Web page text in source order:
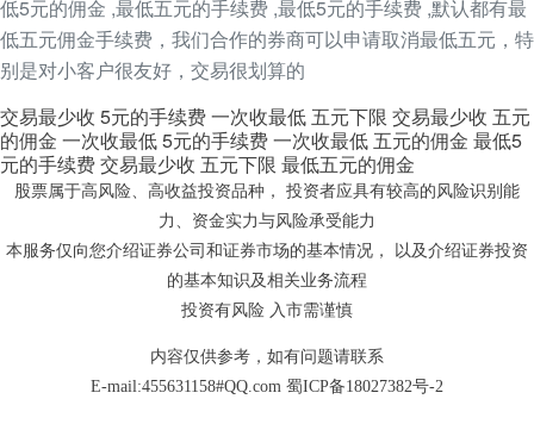
低5元的佣金 ,最低五元的手续费 ,最低5元的手续费 ,默认都有最
低五元佣金手续费，我们合作的券商可以申请取消最低五元，特
别是对小客户很友好，交易很划算的
交易最少收 5元的手续费一次收最低 五元下限 交易最少收 五元
的佣金 一次收最低 5元的手续费一次收最低 五元的佣金 最低5
元的手续费交易最少收 五元下限 最低五元的佣金
股票属于高风险、高收益投资品种， 投资者应具有较高的风险识别能
力、资金实力与风险承受能力
本服务仅向您介绍证券公司和证券市场的基本情况， 以及介绍证券投资
的基本知识及相关业务流程
投资有风险 入市需谨慎
内容仅供参考，如有问题请联系
E-mail:455631158#QQ.com 蜀ICP备18027382号-2